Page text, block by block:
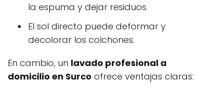
la espuma y dejar residuos.
El sol directo puede deformar y
decolorar los colchones.
En cambio, un lavado profesional a
domicilio en Surco ofrece ventajas claras: